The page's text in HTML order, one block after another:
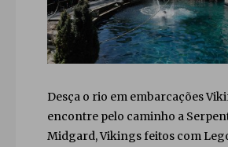
Desça o rio em embarcações
encontre pelo caminho a
Midgard, Vikings feitos com